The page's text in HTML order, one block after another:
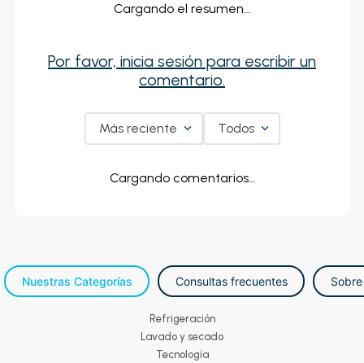
Cargando el resumen…
Por favor, inicia sesión para escribir un
comentario.
Más reciente Todos
Cargando comentarios…
Nuestras Categorías Consultas frecuentes
Refrigeración
Lavado y secado
Tecnología